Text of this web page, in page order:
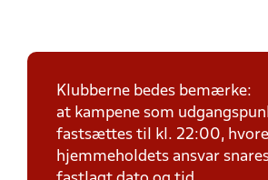
Klubberne bedes bemærke:
at kampene som
fastsættes til kl. 22:00,
hjemmeholdets ansvar